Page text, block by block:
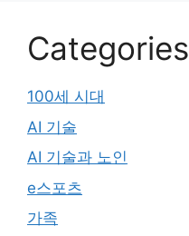
Categories
100세 시대
AI 기술
AI 기술과 노인
e스포츠
가족